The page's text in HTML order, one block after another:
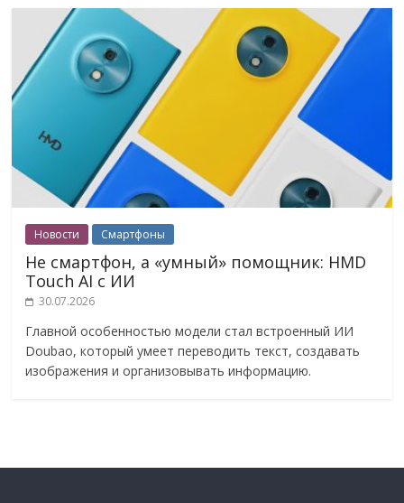
Новости Смартфоны
Не смартфон, а «умный» помощник: HMD
Touch AI с ИИ
30.07.2026
Главной особенностью модели стал встроенный ИИ
Doubao, который умеет переводить текст, создавать
изображения и организовывать информацию.